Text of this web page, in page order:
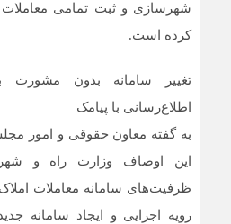
شهرسازی و ثبت تمامی معاملات
کرده است.
تغییر سامانه بدون
اطلاع‌رسانی با پیامک
به گفته معاون حقوقی و امور
این اوصاف وزارت راه و
ظرفیت‌های سامانه معاملات
رویه اجرایی و ایجاد سامانه